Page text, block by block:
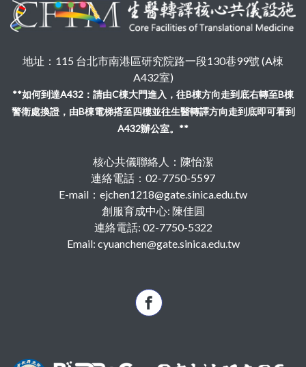
地址：115 台北市南港區研究院路一段130巷99號 (A棟
A432室)
**如何到達A432：請由C棟大門進入，往B棟方向走到底右轉至B棟
警衛處換證，由B棟電梯搭至四樓並往生醫轉譯方向走到底即可看到
A432辦公室。**
核心共儀聯絡人：陳怡潔
連絡電話：02-7750-5597
E-mail：ejchen1218@gate.sinica.edu.tw
創服育成中心: 陳佳圓
連絡電話: 02-7750-5322
Email: cyuanchen@gate.sinica.edu.tw